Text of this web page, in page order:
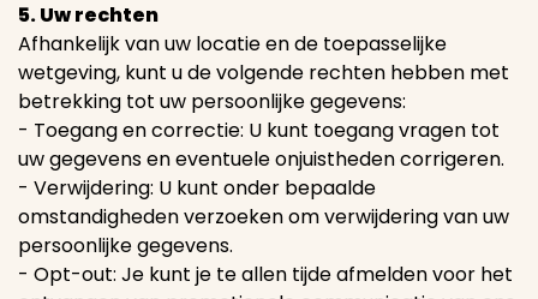
5. Uw rechten
Afhankelijk van uw locatie en de toepasselijke
wetgeving, kunt u de volgende rechten hebben met
betrekking tot uw persoonlijke gegevens:
- Toegang en correctie: U kunt toegang vragen tot
uw gegevens en eventuele onjuistheden corrigeren.
- Verwijdering: U kunt onder bepaalde
omstandigheden verzoeken om verwijdering van uw
persoonlijke gegevens.
- Opt-out: Je kunt je te allen tijde afmelden voor het